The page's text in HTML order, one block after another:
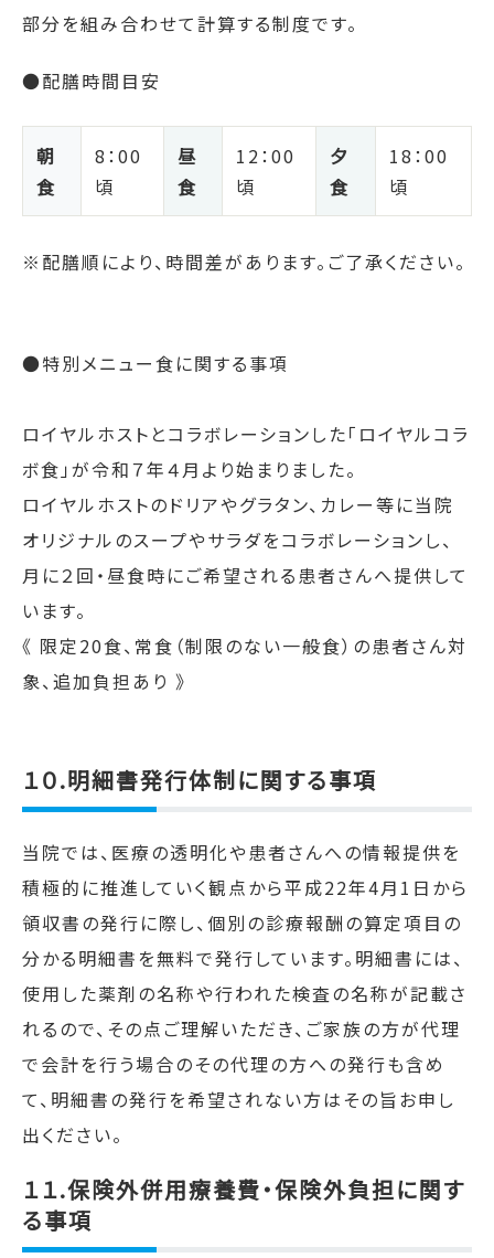
部分を組み合わせて計算する制度です。
●配膳時間目安
朝
食
8：00
頃
昼
食
12：00
頃
夕
食
18：00
頃
※配膳順により、時間差があります。ご了承ください。
●特別メニュー食に関する事項
ロイヤルホストとコラボレーションした「ロイヤルコラ
ボ食」が令和７年４月より始まりました。
ロイヤルホストのドリアやグラタン、カレー等に当院
オリジナルのスープやサラダをコラボレーションし、
月に２回・昼食時にご希望される患者さんへ提供して
います。
《 限定20食、常食（制限のない一般食）の患者さん対
象、追加負担あり 》
１０.明細書発行体制に関する事項
当院では、医療の透明化や患者さんへの情報提供を
積極的に推進していく観点から平成22年4月 1 日から
領収書の発行に際し、個別の診療報酬の算定項目の
分かる明細書を無料で発行しています。明細書には、
使用した薬剤の名称や行われた検査の名称が記載さ
れるので、その点ご理解いただき、ご家族の方が代理
で会計を行う場合のその代理の方への発行も含め
て、明細書の発行を希望されない方はその旨お申し
出ください。
１１.保険外併用療養費・保険外負担に関す
る事項